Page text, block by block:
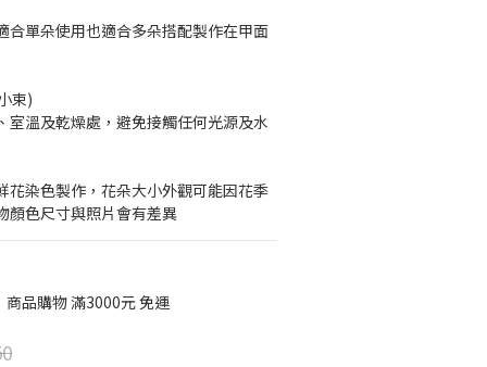
合單朵使用也適合多朵搭配製作在甲面
束)
室溫及乾燥處，避免接觸任何光源及水
染色製作，花朵大小外觀可能因花季
顏色尺寸與照片會有差異
品購物 滿3000元 免運